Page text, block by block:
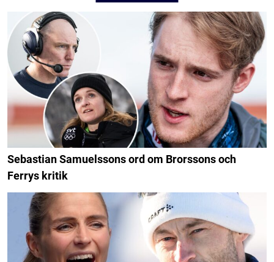
Sebastian Samuelssons ord om Brorssons och
Ferrys kritik